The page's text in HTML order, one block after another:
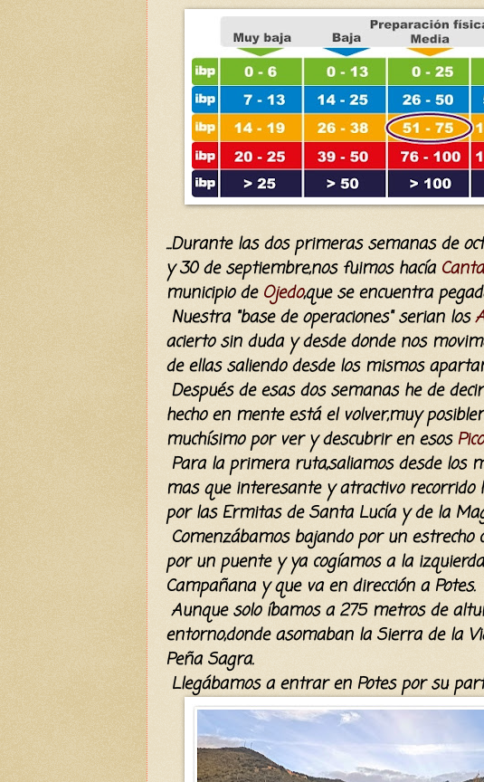
...Durante las dos primeras semanas de
y 30 de septiembre,nos fuimos hacía
municipio de Ojedo,que se encuentra
Nuestra "base de operaciones" serian los
acierto sin duda y desde donde nos
de ellas saliendo desde los mismos
Después de esas dos semanas he de
hecho en mente está el volver,muy
muchísimo por ver y descubrir en esos
Para la primera ruta,saliamos desde los
mas que interesante y atractivo recorrido
por las Ermitas de Santa Lucía y de la
Comenzábamos bajando por un estrecho
por un puente y ya cogíamos a la
Campañana y que va en dirección a Potes.
Aunque solo íbamos a 275 metros de
entorno,donde asomaban la Sierra de la
Peña Sagra.
Llegábamos a entrar en Potes por su